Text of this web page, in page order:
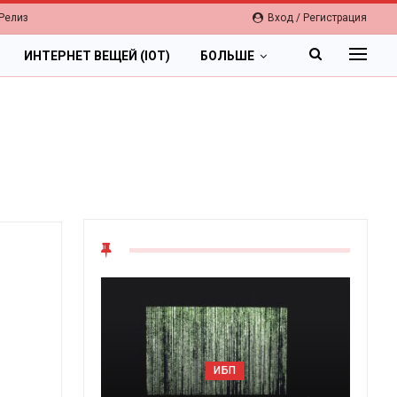
Вход / Регистрация
ИНТЕРНЕТ ВЕЩЕЙ (IOT) БОЛЬШЕ
ИБП